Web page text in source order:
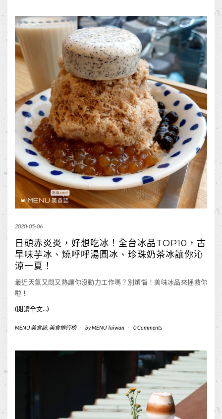
2020-05-06
日頭赤炎炎，好想吃冰！全台冰品TOP10，古
早味芋冰、燒呼呼湯圓冰、珍珠奶茶冰讓你沁
涼一夏！
最近天氣又悶又熱讓你沒動力工作嗎？別煩惱！美味冰品來拯救你
啦！
(閱讀全文…)
MENU 美食誌, 美食排行榜 - byMENU Taiwan - 0 Comments